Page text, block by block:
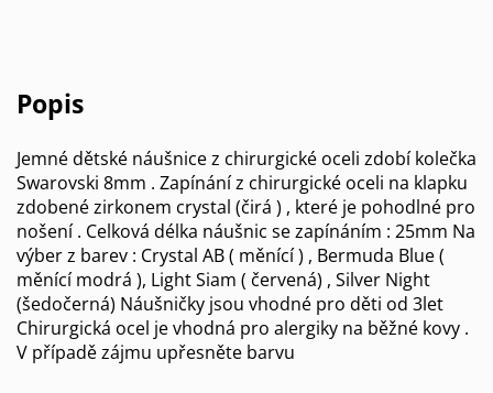
Popis
Jemné dětské náušnice z chirurgické oceli zdobí kolečka
Swarovski 8mm . Zapínání z chirurgické oceli na klapku
zdobené zirkonem crystal (čirá ) , které je pohodlné pro
nošení . Celková délka náušnic se zapínáním : 25mm Na
výber z barev : Crystal AB ( měnící ) , Bermuda Blue (
měnící modrá ), Light Siam ( červená) , Silver Night
(šedočerná) Náušničky jsou vhodné pro děti od 3let
Chirurgická ocel je vhodná pro alergiky na běžné kovy .
V případě zájmu upřesněte barvu